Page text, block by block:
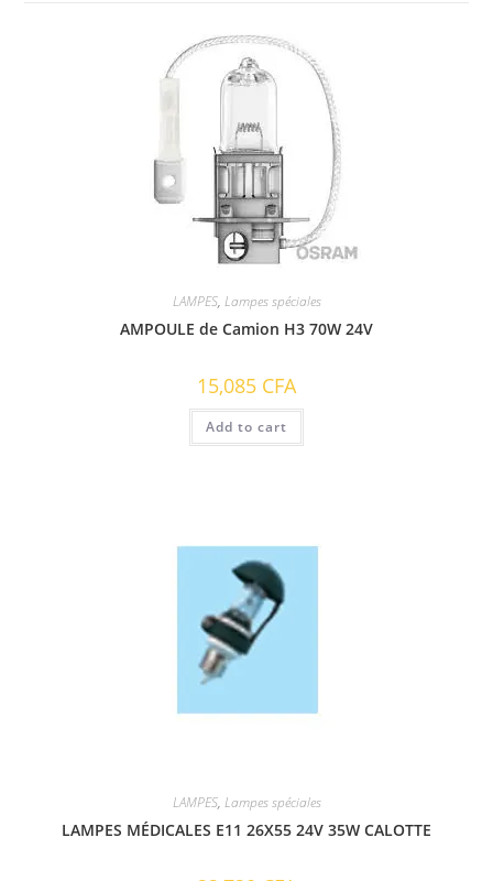
LAMPES, Lampes spéciales
AMPOULE de Camion H3 70W 24V
15,085 CFA
Add to cart
LAMPES, Lampes spéciales
LAMPES MÉDICALES E11 26X55 24V 35W CALOTTE